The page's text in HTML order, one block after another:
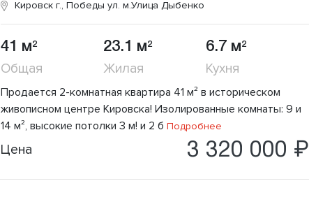
Кировск г., Победы ул. м.Улица Дыбенко
41 м2
Общая
23.1 м2
Жилая
6.7 м2
Кухня
Продается 2-комнатная квартира 41 м² в историческом
живописном центре Кировска! Изолированные комнаты: 9 и
14 м², высокие потолки 3 м! и 2 б Подробнее
Цена 3 320 000 ₽